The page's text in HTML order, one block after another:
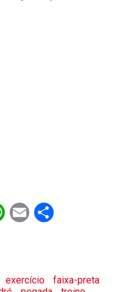
WhatsApp
EmailShare
exercício
faixa-preta